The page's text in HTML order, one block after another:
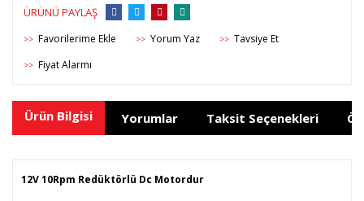
ÜRÜNÜ PAYLAŞ
>> >> Yorum Yaz >> Tavsiye Et
>> Fiyat Alarmı
Ürün Bilgisi Yorumlar Taksit Seçenekleri
12V 10Rpm Redüktörlü Dc Motordur